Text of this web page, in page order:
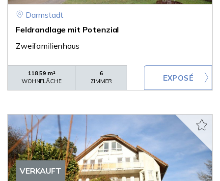
Darmstadt
Feldrandlage mit Potenzial
Zweifamilienhaus
118,59 m²
WOHNFLÄCHE
6
ZIMMER
VERKAUFT